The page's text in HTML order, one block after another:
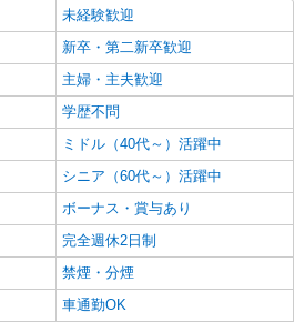
未経験歓迎
新卒・第二新卒歓迎
主婦・主夫歓迎
学歴不問
ミドル（40代～）活躍中
シニア（60代～）活躍中
ボーナス・賞与あり
完全週休2日制
禁煙・分煙
車通勤OK